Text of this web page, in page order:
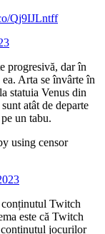
Qj9IJLntff
progresivă, dar în
Arta se învârte în
statuia Venus din
atât de departe
un tabu.
using censor
conținutul Twitch
este că Twitch
conținutul jocurilor